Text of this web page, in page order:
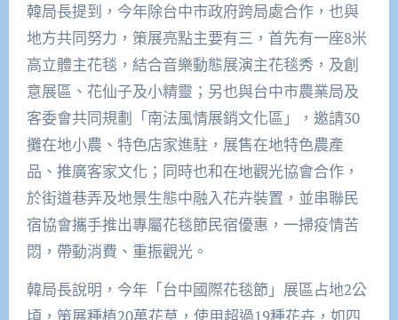
韓局長提到，今年除台中市政府跨局處合作，也與
地方共同努力，策展亮點主要有三，首先有一座8米
高立體主花毯，結合音樂動態展演主花毯秀，及創
意展區、花仙子及小精靈；另也與台中市農業局及
客委會共同規劃「南法風情展銷文化區」，邀請30
攤在地小農、特色店家進駐，展售在地特色農產
品、推廣客家文化；同時也和在地觀光協會合作，
於街道巷弄及地景生態中融入花卉裝置，並串聯民
宿協會攜手推出專屬花毯節民宿優惠，一掃疫情苦
悶，帶動消費、重振觀光。
韓局長說明，今年「台中國際花毯節」展區占地2公